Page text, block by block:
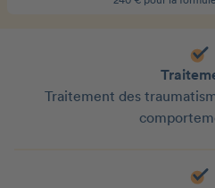
Traitement des